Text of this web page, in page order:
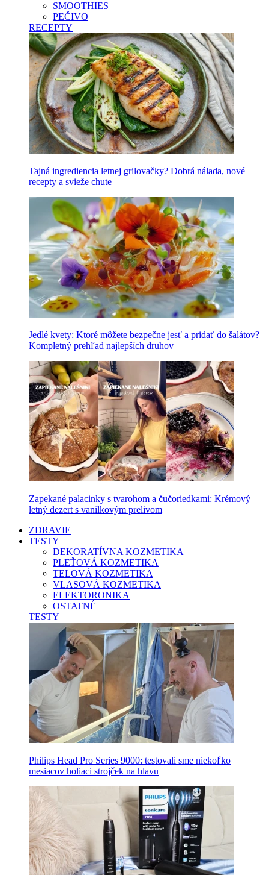
SMOOTHIES
PEČIVO
RECEPTY
Tajná ingrediencia letnej grilovačky? Dobrá nálada, nové
recepty a svieže chute
Jedlé kvety: Ktoré môžete bezpečne jesť a pridať do šalátov?
Kompletný prehľad najlepších druhov
Zapekané palacinky s tvarohom a čučoriedkami: Krémový
letný dezert s vanilkovým prelivom
ZDRAVIE
TESTY
DEKORATÍVNA KOZMETIKA
PLEŤOVÁ KOZMETIKA
TELOVÁ KOZMETIKA
VLASOVÁ KOZMETIKA
ELEKTORONIKA
OSTATNÉ
TESTY
Philips Head Pro Series 9000: testovali sme niekoľko
mesiacov holiaci strojček na hlavu